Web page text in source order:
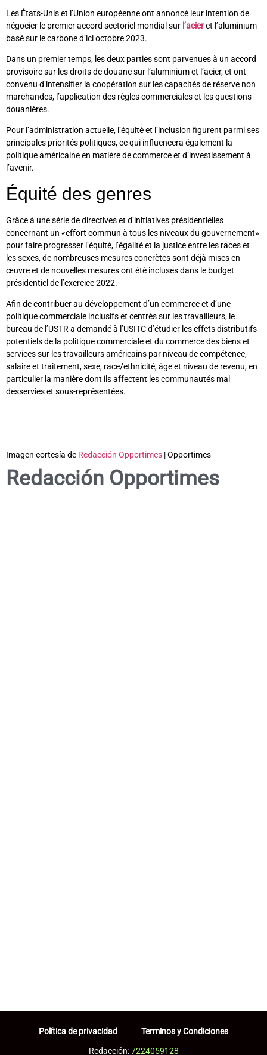
Les États-Unis et l’Union européenne ont annoncé leur intention de
négocier le premier accord sectoriel mondial sur l’acieret l’aluminium
basé sur le carbone d’ici octobre 2023.
Dans un premier temps, les deux parties sont parvenues à un accord
provisoire sur les droits de douane sur l’aluminium et l’acier, et ont
convenu d’intensifier la coopération sur les capacités de réserve non
marchandes, l’application des règles commerciales et les questions
douanières.
Pour l’administration actuelle, l’équité et l’inclusion figurent parmi ses
principales priorités politiques, ce qui influencera également la
politique américaine en matière de commerce et d’investissement à
l’avenir.
Équité des genres
Grâce à une série de directives et d’initiatives présidentielles
concernant un «effort commun à tous les niveaux du gouvernement»
pour faire progresser l’équité, l’égalité et la justice entre les races et
les sexes, de nombreuses mesures concrètes sont déjà mises en
œuvre et de nouvelles mesures ont été incluses dans le budget
présidentiel de l’exercice 2022.
Afin de contribuer au développement d’un commerce et d’une
politique commerciale inclusifs et centrés sur les travailleurs, le
bureau de l’USTR a demandé à l’USITC d’étudier les effets distributifs
potentiels de la politique commerciale et du commerce des biens et
services sur les travailleurs américains par niveau de compétence,
salaire et traitement, sexe, race/ethnicité, âge et niveau de revenu, en
particulier la manière dont ils affectent les communautés mal
desservies et sous-représentées.
Imagen cortesía de Redacción Opportimes | Opportimes
Redacción Opportimes
Política de privacidad Terminos y Condiciones
Redacción:7224059128